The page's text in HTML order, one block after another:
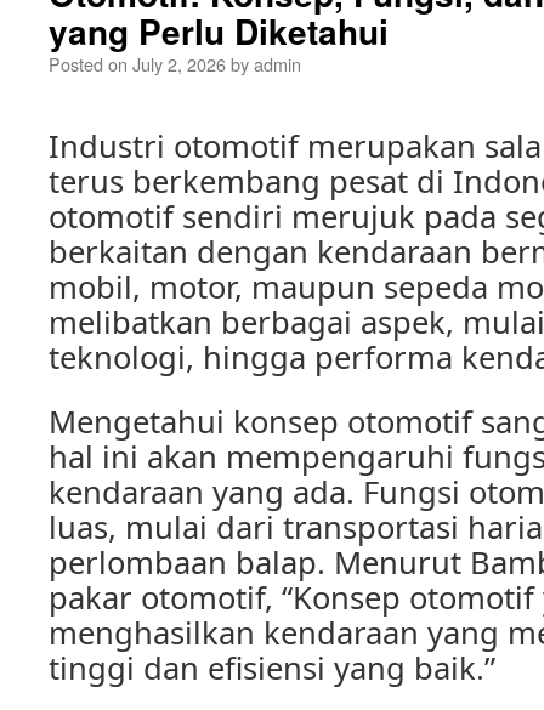
yang Perlu Diketahui
Posted on July 2, 2026byadmin
Industri otomotif merupakan
terus berkembang pesat di
otomotif sendiri merujuk pada
berkaitan dengan kendaraan
mobil, motor, maupun sepeda
melibatkan berbagai aspek,
teknologi, hingga performa
Mengetahui konsep otomotif
hal ini akan mempengaruhi
kendaraan yang ada. Fungsi
luas, mulai dari transportasi
perlombaan balap. Menurut
pakar otomotif, “Konsep
menghasilkan kendaraan yang
tinggi dan efisiensi yang baik.”